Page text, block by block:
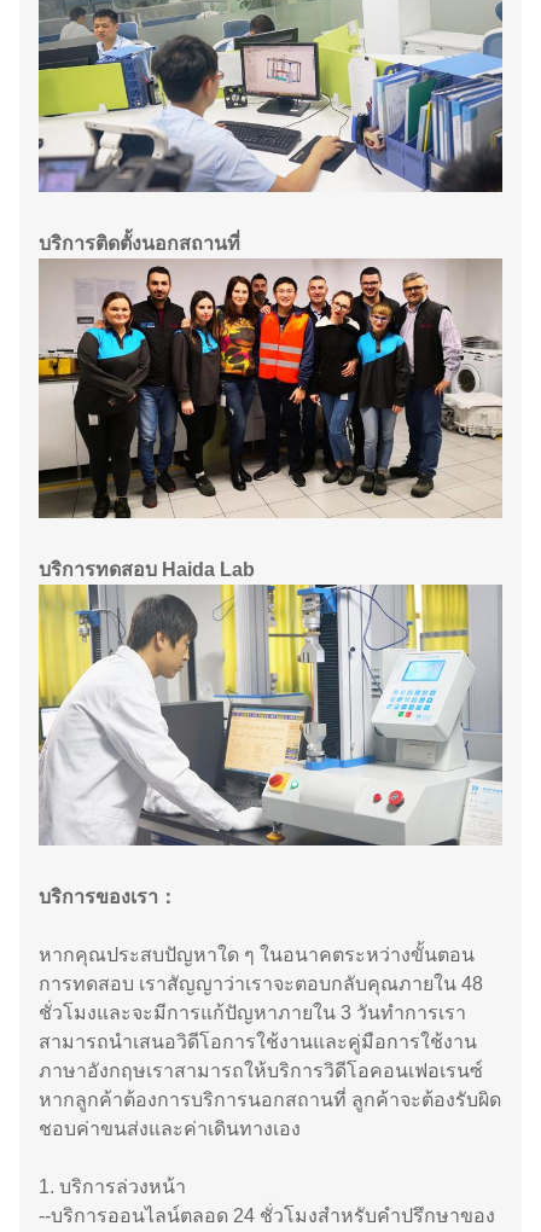
บริการติดตั้งนอกสถานที่
บริการทดสอบ Haida Lab
บริการของเรา：
หากคุณประสบปัญหาใด ๆ ในอนาคตระหว่างขั้นตอน
การทดสอบ เราสัญญาว่าเราจะตอบกลับคุณภายใน 48
ชั่วโมงและจะมีการแก้ปัญหาภายใน 3 วันทำการเรา
สามารถนำเสนอวิดีโอการใช้งานและคู่มือการใช้งาน
ภาษาอังกฤษเราสามารถให้บริการวิดีโอคอนเฟอเรนซ์
หากลูกค้าต้องการบริการนอกสถานที่ ลูกค้าจะต้องรับผิด
ชอบค่าขนส่งและค่าเดินทางเอง
1. บริการล่วงหน้า
--บริการออนไลน์ตลอด 24 ชั่วโมงสำหรับคำปรึกษาของ